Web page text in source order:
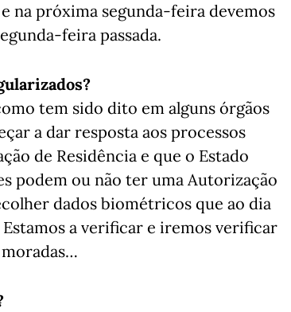
na próxima segunda-feira devemos
feira passada.
tem sido dito em alguns órgãos
a dar resposta aos processos
de Residência e que o Estado
podem ou não ter uma Autorização
dados biométricos que ao dia
a verificar e iremos verificar